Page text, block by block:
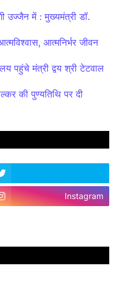
उज्जैन में : मुख्यमंत्री डॉ.
आत्मनिर्भर जीवन
पहुंचे मंत्री द्वय श्री टेटवाल
की पुण्यतिथि पर दी
Instagram